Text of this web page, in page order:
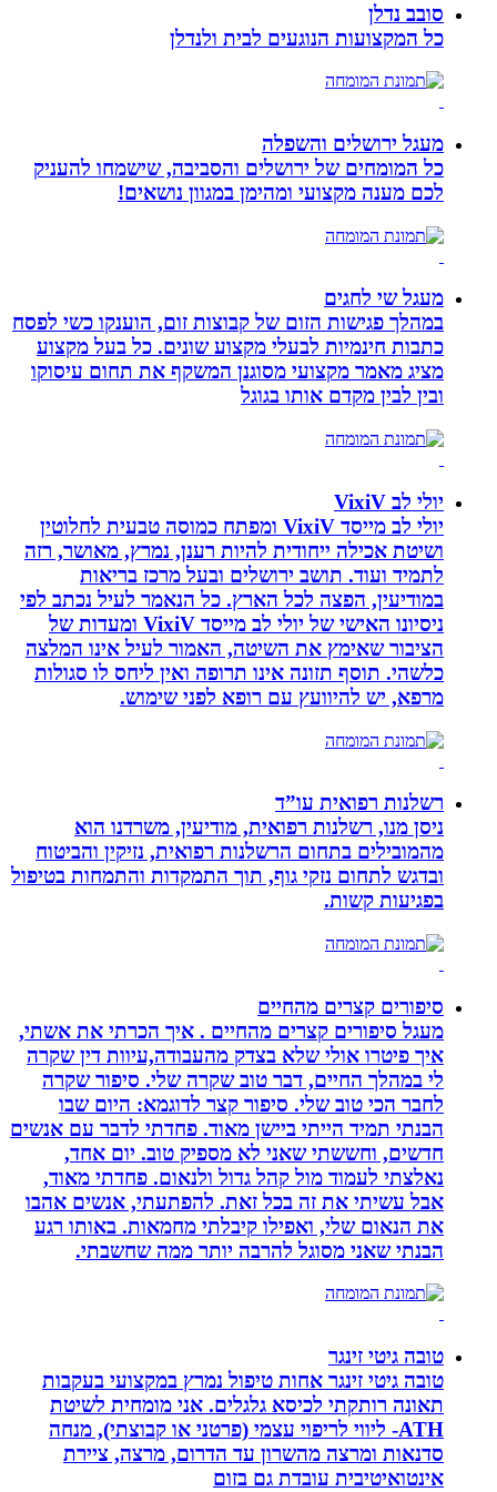
סובב נדלן
כל המקצועות הנוגעים לבית ולנדלן
מעגל ירושלים והשפלה
כל המומחים של ירושלים והסביבה, שישמחו להעניק
לכם מענה מקצועי ומהימן במגוון נושאים!
מעגל שי לחגים
במהלך פגישות הזום של קבוצות זום, הוענקו כשי לפסח
כתבות חינמיות לבעלי מקצוע שונים. כל בעל מקצוע
מציג מאמר מקצועי מסוגנן המשקף את תחום עיסוקו
ובין לבין מקדם אותו בגוגל
יולי לב VixiV
יולי לב מייסד VixiV ומפתח כמוסה טבעית לחלוטין
ושיטת אכילה ייחודית להיות רענן, נמרץ, מאושר, רזה
לתמיד ועוד. תושב ירושלים ובעל מרכז בריאות
במודיעין, הפצה לכל הארץ. כל הנאמר לעיל נכתב לפי
ניסיונו האישי של יולי לב מייסד VixiV ומעדות של
הציבור שאימץ את השיטה, האמור לעיל אינו המלצה
כלשהי. תוסף תזונה אינו תרופה ואין ליחס לו סגולות
מרפא, יש להיוועץ עם רופא לפני שימוש.
רשלנות רפואית עו”ד
ניסן מנו, רשלנות רפואית, מודיעין, משרדנו הוא
מהמובילים בתחום הרשלנות רפואית, נזיקין והביטוח
ובדגש לתחום נזקי גוף, תוך התמקדות והתמחות בטיפול
בפגיעות קשות.
סיפורים קצרים מהחיים
מעגל סיפורים קצרים מהחיים . איך הכרתי את אשתי,
איך פיטרו אולי שלא בצדק מהעבודה,עיוות דין שקרה
לי במהלך החיים, דבר טוב שקרה שלי. סיפור שקרה
לחבר הכי טוב שלי. סיפור קצר לדוגמא: היום שבו
הבנתי תמיד הייתי ביישן מאוד. פחדתי לדבר עם אנשים
חדשים, וחששתי שאני לא מספיק טוב. יום אחד,
נאלצתי לעמוד מול קהל גדול ולנאום. פחדתי מאוד,
אבל עשיתי את זה בכל זאת. להפתעתי, אנשים אהבו
את הנאום שלי, ואפילו קיבלתי מחמאות. באותו רגע
הבנתי שאני מסוגל להרבה יותר ממה שחשבתי.
טובה גיטי זינגר
טובה גיטי זינגר אחות טיפול נמרץ במקצועי בעקבות
תאונה רותקתי לכיסא גלגלים. אני מומחית לשיטת
ATH- ליווי לריפוי עצמי (פרטני או קבוצתי), מנחה
סדנאות ומרצה מהשרון עד הדרום, מרצה, ציירת
אינטואיטיבית עובדת גם בזום